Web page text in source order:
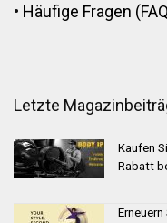
• Häufige Fragen
Letzte
Kaufen
Rabatt